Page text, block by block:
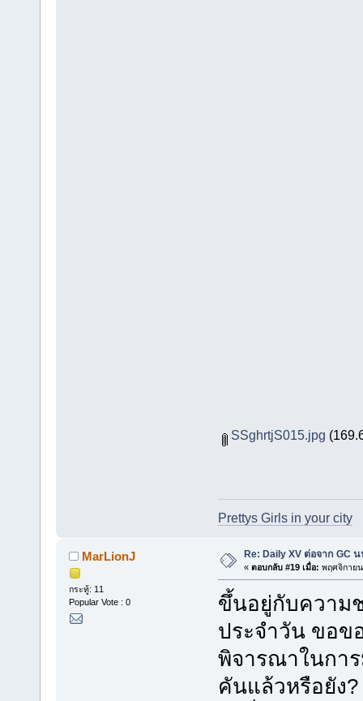
SSghrtjS015.jpg
Prettys Girls in your city
MarLionJ
กระทู้: 11
Popular Vote : 0
Re: Daily XV ต่อจาก GC
« ตอบกลับ #19 เมื่อ: พฤศจิกาย
ขึ้นอยู่กับความ
ประจำวัน ขอข
พิจารณาในกา
คันแล้วหรือยัง